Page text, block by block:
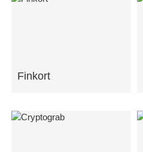
Finkort